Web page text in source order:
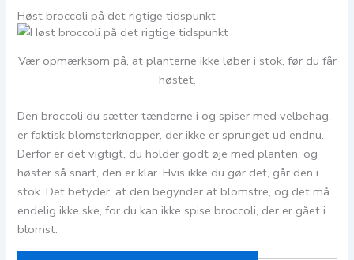
Høst broccoli på det rigtige tidspunkt
Vær opmærksom på, at planterne ikke løber i stok, før du får
høstet.
Den broccoli du sætter tænderne i og spiser med velbehag,
er faktisk blomsterknopper, der ikke er sprunget ud endnu.
Derfor er det vigtigt, du holder godt øje med planten, og
høster så snart, den er klar. Hvis ikke du gør det, går den i
stok. Det betyder, at den begynder at blomstre, og det må
endelig ikke ske, for du kan ikke spise broccoli, der er gået i
blomst.